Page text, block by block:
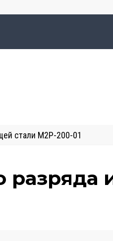
стали М2Р-200-01